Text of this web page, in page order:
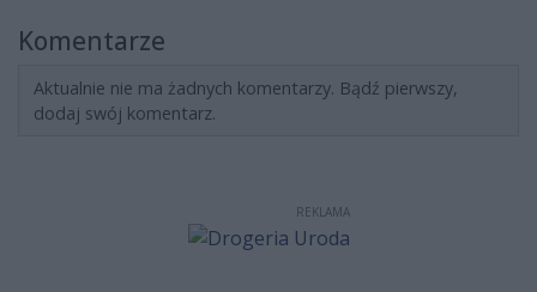
Komentarze
Aktualnie nie ma żadnych komentarzy. Bądź pierwszy,
dodaj swój komentarz.
REKLAMA